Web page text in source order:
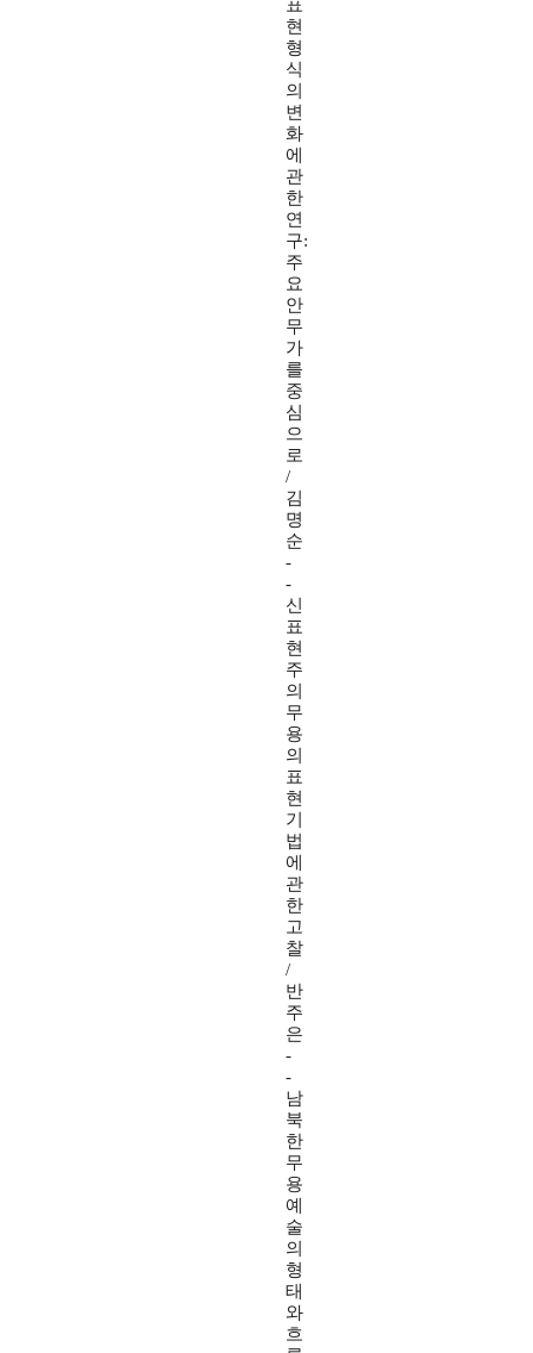
표
현
형
식
의
변
화
에
관
한
연
구:
주
요
안
무
가
를
중
심
으
로
/
김
명
순
-
-
신
표
현
주
의
무
용
의
표
현
기
법
에
관
한
고
찰
/
반
주
은
-
-
남
북
한
무
용
예
술
의
형
태
와
흐